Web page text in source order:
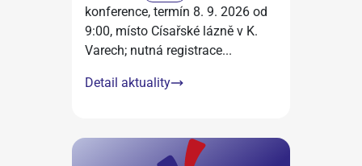
konference, termín 8. 9. 2026 od
9:00, místo Císařské lázně v K.
Varech; nutná registrace...
Detail aktuality